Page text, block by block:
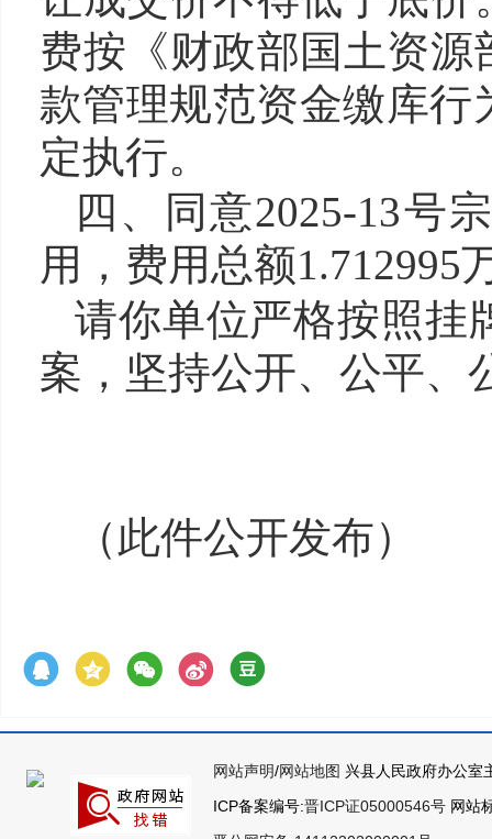
费按《财政部国土资源
款管理规范资金缴库行
定执行。
四 、同意2025-13号
用，费用总额1.712995
请你单位严格按照挂
案，坚持公开、公平、
（ 此件公开发布）
网站声明/网站地图 兴县人民政府办公室
ICP备案编号:晋ICP证05000546号 网站